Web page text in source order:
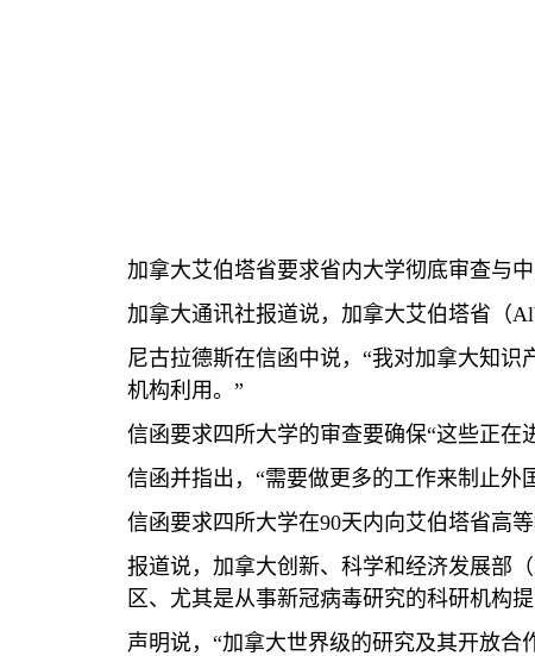
加拿大艾伯塔省要求省内大学彻底审查与
加拿大通讯社报道说，加拿大艾伯塔省（
尼古拉德斯在信函中说，“我对加拿大知
机构利用。”
信函要求四所大学的审查要确保“这些正
信函并指出，“需要做更多的工作来制止
信函要求四所大学在90天内向艾伯塔省高
报道说，加拿大创新、科学和经济发展部（
区、尤其是从事新冠病毒研究的科研机构
声明说，“加拿大世界级的研究及其开放